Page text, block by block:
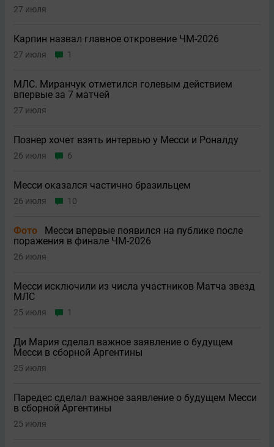
27 июля
Карпин назвал главное откровение ЧМ-2026
27 июля 1
МЛС. Миранчук отметился голевым действием
впервые за 7 матчей
27 июля
Познер хочет взять интервью у Месси и Роналду
26 июля 6
Месси оказался частично бразильцем
26 июля 10
Фото
Месси впервые появился на публике после
поражения в финале ЧМ-2026
26 июля
Месси исключили из числа участников Матча звезд
МЛС
25 июля 1
Ди Мария сделал важное заявление о будущем
Месси в сборной Аргентины
25 июля
Паредес сделал важное заявление о будущем Месси
в сборной Аргентины
25 июля